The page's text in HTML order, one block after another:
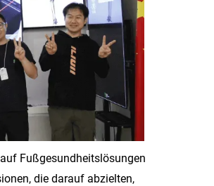
Fußgesundheitslösungen
die darauf abzielten,